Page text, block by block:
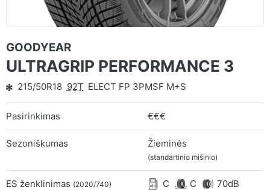
GOODYEAR
ULTRAGRIP PERFORMANCE 3
215/50R18 92T ELECT FP 3PMSF M+S
Pasirinkimas €€€
Sezoniškumas Žieminės
(standartinio mišinio)
ES ženklinimas (2020/740) C C 70dB